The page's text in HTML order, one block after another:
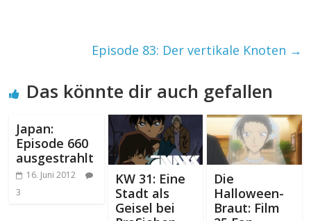
Episode 83: Der vertikale Knoten →
Das könnte dir auch gefallen
Japan:
Episode 660
ausgestrahlt
16. Juni 2012
3
KW 31: Eine
Stadt als
Geisel bei
Die
Halloween-
Braut: Film